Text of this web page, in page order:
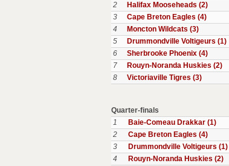
2
Halifax Mooseheads (2)
3
Cape Breton Eagles (4)
4
Moncton Wildcats (3)
5
Drummondville Voltigeurs (1)
6
Sherbrooke Phoenix (4)
7
Rouyn-Noranda Huskies (2)
8
Victoriaville Tigres (3)
Quarter-finals
1
Baie-Comeau Drakkar (1)
2
Cape Breton Eagles (4)
3
Drummondville Voltigeurs (1)
4
Rouyn-Noranda Huskies (2)